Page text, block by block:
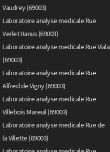
Vaudrey (69003)
Laboratoire analyse medicale Rue
Verlet Hanus (69003)
Laboratoire analyse medicale Rue Viala
(69003)
Laboratoire analyse medicale Rue
Alfred de Vigny (69003)
Laboratoire analyse medicale Rue
Villebois Mareuil (69003)
Laboratoire analyse medicale Rue de
la Villette (69003)